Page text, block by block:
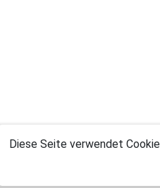
Diese Seite verwendet